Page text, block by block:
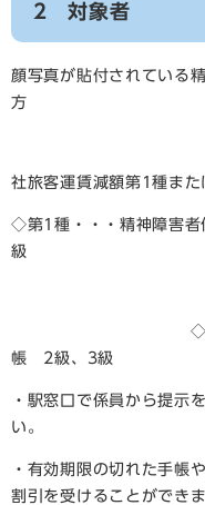
2 対象者
顔写真が貼付されている
（※手帳
社旅客運賃減額第1種また
◇第1種・・・精神障害
◇第2種・・・
帳 2級、3級
・駅窓口で係員から提示
い。
・有効期限の切れた手帳
割引を受けることができま